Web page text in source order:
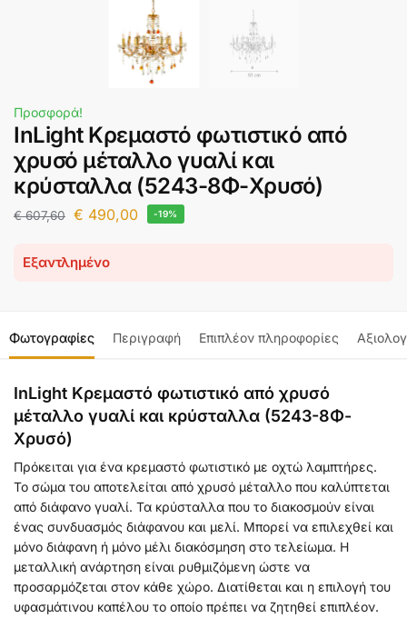
Προσφορά!
InLight Κρεμαστό φωτιστικό από
χρυσό μέταλλο γυαλί και
κρύσταλλα (5243-8Φ-Χρυσό)
€607,60 € 490,00 -19%
Εξαντλημένο
Φωτογραφίες Περιγραφή Επιπλέον πληροφορίες
InLight Κρεμαστό φωτιστικό από χρυσό
μέταλλο γυαλί και κρύσταλλα (5243-8Φ-
Χρυσό)
Πρόκειται για ένα κρεμαστό φωτιστικό με οχτώ λαμπτήρες.
Το σώμα του αποτελείται από χρυσό μέταλλο που καλύπτεται
από διάφανο γυαλί. Τα κρύσταλλα που το διακοσμούν είναι
ένας συνδυασμός διάφανου και μελί. Μπορεί να επιλεχθεί και
μόνο διάφανη ή μόνο μέλι διακόσμηση στο τελείωμα. Η
μεταλλική ανάρτηση είναι ρυθμιζόμενη ώστε να
προσαρμόζεται στον κάθε χώρο. Διατίθεται και η επιλογή του
υφασμάτινου καπέλου το οποίο πρέπει να ζητηθεί επιπλέον.